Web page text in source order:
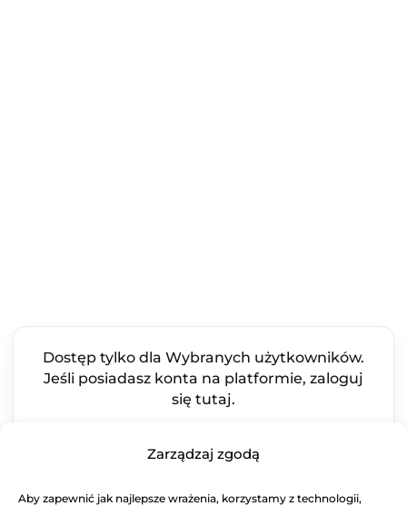
Zarządzaj zgodą
Aby zapewnić jak najlepsze wrażenia, korzystamy z technologii,
Dostęp tylko dla Wybranych użytkowników.
Jeśli posiadasz konta na platformie, zaloguj
się tutaj.
ZALOGUJ SIĘ